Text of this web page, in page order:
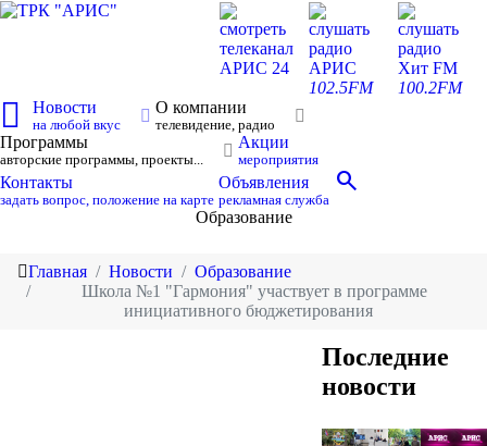
смотреть
телеканал
АРИС 24
слушать
радио
АРИС
102.5FM
слушать
радио
Хит FM
100.2FM
Новости
на любой вкус
О компании
телевидение, радио
Программы
авторские программы, проекты...
Акции
мероприятия
Контакты
задать вопрос, положение на карте
Объявления
рекламная служба
search
Образование
Главная Новости
Образование
Школа №1 "Гармония" участвует в программе
инициативного бюджетирования
Последние
новости